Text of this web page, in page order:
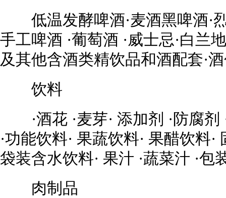
低温发酵啤酒·麦酒黑啤酒·烈
手工啤酒 ·葡萄酒 ·威士忌·白兰
及其他含酒类精饮品和酒配套·
饮料
·酒花 ·麦芽· 添加剂 ·防腐剂
·功能饮料· 果蔬饮料· 果醋饮料
袋装含水饮料· 果汁 ·蔬菜汁 ·包
肉制品